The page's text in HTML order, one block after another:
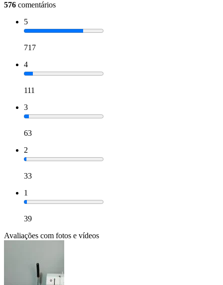
576 comentários
5
717
4
111
3
63
2
33
1
39
Avaliações com fotos e vídeos